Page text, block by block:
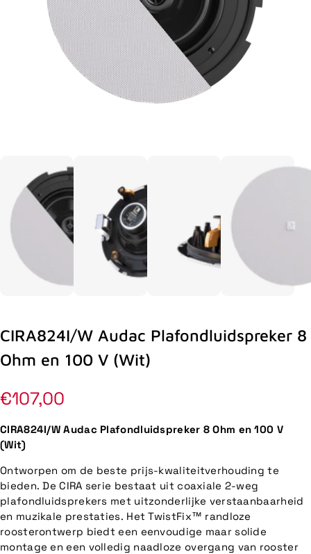
CIRA824I/W Audac Plafondluidspreker 8
Ohm en 100 V (Wit)
Normale
prijs
€107,00
CIRA824I/W Audac Plafondluidspreker 8 Ohm en 100 V
(Wit)
Ontworpen om de beste prijs-kwaliteitverhouding te
bieden. De CIRA serie bestaat uit coaxiale 2-weg
plafondluidsprekers met uitzonderlijke verstaanbaarheid
en muzikale prestaties. Het TwistFix™ randloze
roosterontwerp biedt een eenvoudige maar solide
montage en een volledig naadloze overgang van rooster